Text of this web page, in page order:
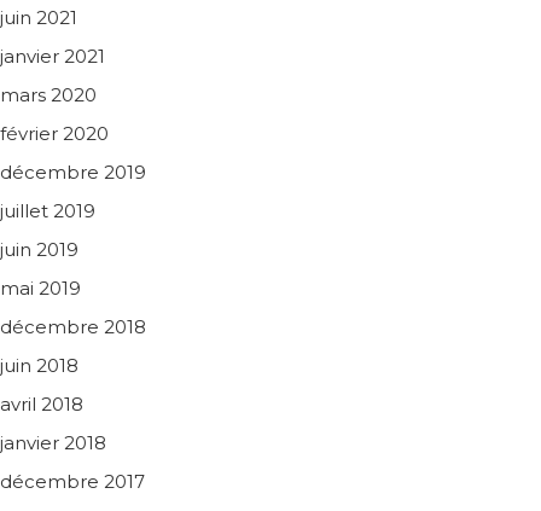
juin 2021
janvier 2021
mars 2020
février 2020
décembre 2019
juillet 2019
juin 2019
mai 2019
décembre 2018
juin 2018
avril 2018
janvier 2018
décembre 2017